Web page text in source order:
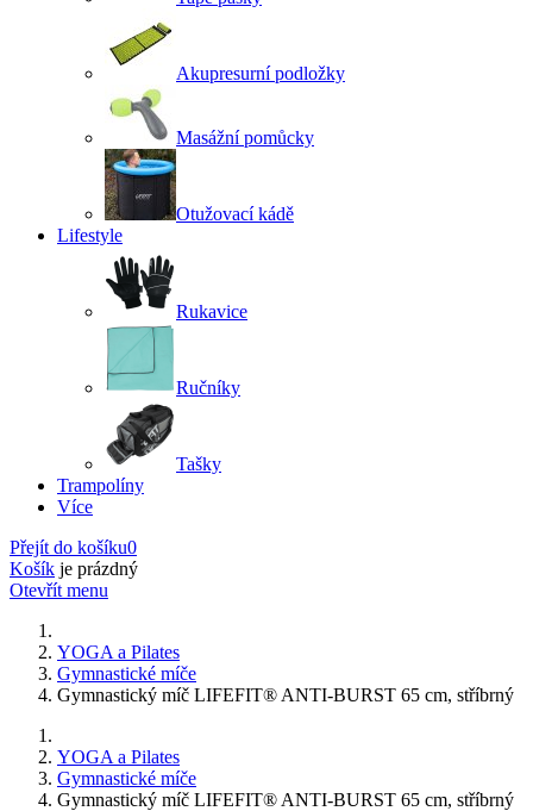
Akupresurní podložky
Masážní pomůcky
Otužovací kádě
Lifestyle
Rukavice
Ručníky
Tašky
Trampolíny
Více
Přejít do košíku0
Košík je prázdný
Otevřít menu
YOGA a Pilates
Gymnastické míče
Gymnastický míč LIFEFIT® ANTI-BURST 65 cm, stříbrný
YOGA a Pilates
Gymnastické míče
Gymnastický míč LIFEFIT® ANTI-BURST 65 cm, stříbrný